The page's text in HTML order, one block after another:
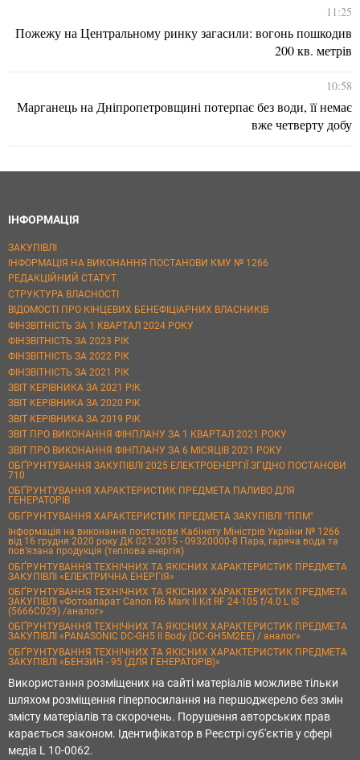
11:25
Пожежу на Центральному ринку загасили: вогонь пошкодив
200 кв. метрів
10:58
Марганець на Дніпропетровщині потерпає без води, її немає
вже четверту добу
ІНФОРМАЦІЯ
ЗАКУПІВЛІ
ІНФОРМАЦІЯ НА ВИКОНАННЯ ПОСТАНОВИ КМУ № 1266
РЕДАКЦІЙНИЙ СТАТУТ
СТРУКТУРА ВЛАСНОСТІ
ВІДОМОСТІ ПРО КІНЦЕВИХ БЕНЕФІЦІАРНИХ ВЛАСНИКІВ
ФІНЗВІТНІСТЬ ЗА 1 КВАРТАЛ 2024 РОКУ
ФІНЗВІТНІСТЬ ЗА 2023 РІК
ФІНЗВІТНІСТЬ ЗА 2022 РІК
ФІНЗВІТНІСТЬ ЗА 2021 РІК
ЗВІТ КЕРІВНИКА ЗА 2021 РІК
ЗВІТ КЕРІВНИКА ЗА 2020 РІК
ЗВІТ КЕРІВНИКА ЗА 2019 РІК
ЗВІТ ПРО ВИКОНАННЯ ФІНПЛАНУ ЗА 1 КВАРТАЛ 2021 РОКУ
ЗВІТ ПРО ВИКОНАННЯ ФІНПЛАНУ ЗА 6 МІСЯЦІВ 2021 РОКУ
ОБҐРУНТУВАННЯ ЗАКУПІВЛІ 2025 ЕЛЕКТРОЕНЕРГІЇ ЗГІДНО ПОСТАНОВИ
710
ОБҐРУНТУВАННЯ ХАРАКТЕРИСТИК ПРЕДМЕТА ПАЛИВО ДЛЯ
ГЕНЕРАТОРІВ
ОБҐРУНТУВАННЯ ХАРАКТЕРИСТИК ПРЕДМЕТА ЗАКУПІВЛІ "ППМ"
Інформація на виконання постанови Кабінету Міністрів України № 1266
від 16 грудня 2020 року ДК 021:2015 - 09320000-8 Пара, гаряча вода та
пов’язана продукція (теплова енергія)
ОБҐРУНТУВАННЯ ТЕХНІЧНИХ ТА ЯКІСНИХ ХАРАКТЕРИСТИК ПРЕДМЕТА
ЗАКУПІВЛІ «ЕЛЕКТРИЧНА ЕНЕРГІЯ»
ОБҐРУНТУВАННЯ ТЕХНІЧНИХ ТА ЯКІСНИХ ХАРАКТЕРИСТИК ПРЕДМЕТА
ЗАКУПІВЛІ «Фотоапарат Canon R6 Mark II Kit RF 24-105 f/4.0 L IS
(5666C029) /аналог»
ОБҐРУНТУВАННЯ ТЕХНІЧНИХ ТА ЯКІСНИХ ХАРАКТЕРИСТИК ПРЕДМЕТА
ЗАКУПІВЛІ «PANASONIC DC-GH5 II Body (DC-GH5M2EE) / аналог»
ОБҐРУНТУВАННЯ ТЕХНІЧНИХ ТА ЯКІСНИХ ХАРАКТЕРИСТИК ПРЕДМЕТА
ЗАКУПІВЛІ «БЕНЗИН - 95 (ДЛЯ ГЕНЕРАТОРІВ)»
Використання розміщених на сайті матеріалів можливе тільки
шляхом розміщення гіперпосилання на першоджерело без змін
змісту матеріалів та скорочень. Порушення авторських прав
карається законом. Ідентифікатор в Реєстрі суб'єктів у сфері
медіа L 10-0062.